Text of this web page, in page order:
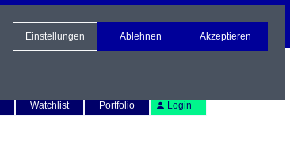
Watchlist Portfolio Login
Einstellungen Ablehnen Akzeptieren